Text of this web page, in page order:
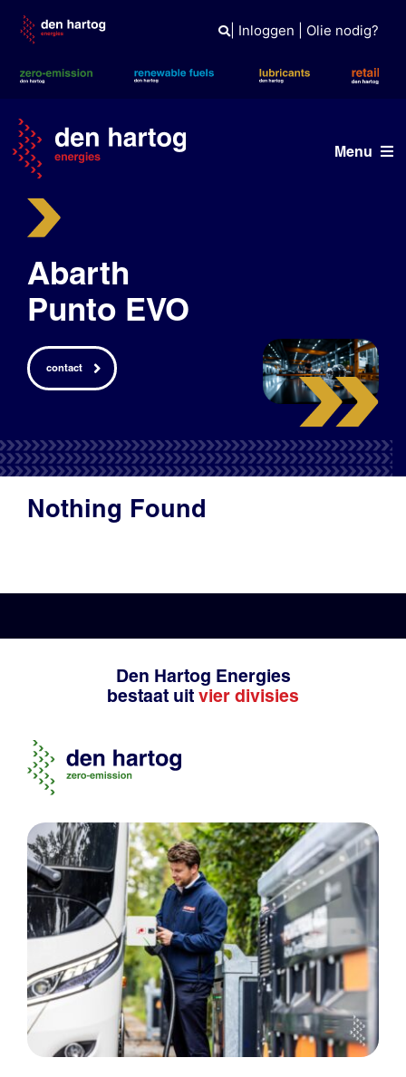
content
| Inloggen Olie nodig?
Menu
Wie wij zijn
Abarth
Punto EVO
contact
Nothing Found
Den Hartog Energies
bestaat uit vier divisies